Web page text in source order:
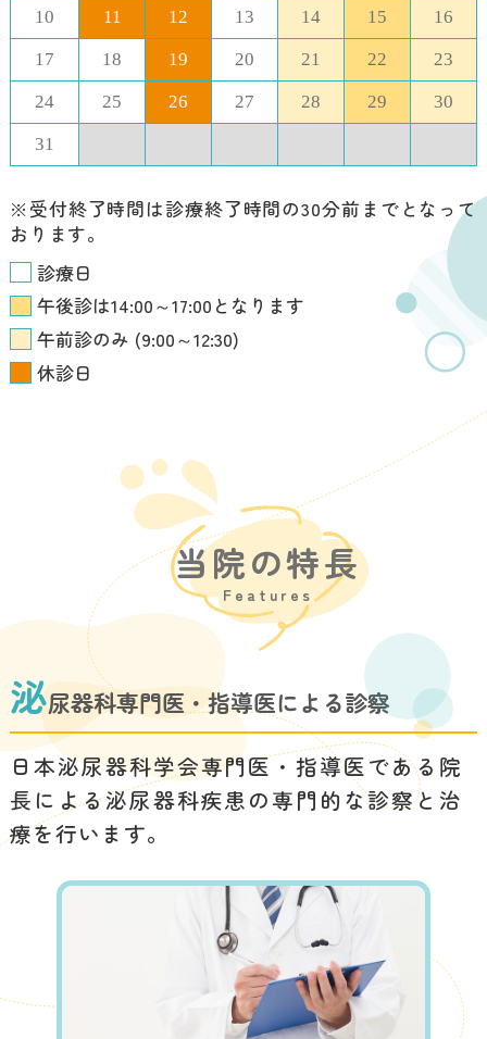
日常生活で意識したい対策としては、
こまめな水分摂取が挙げられます。
また、特定の栄養素に偏らないバラン
スの良い食事を心がけることも大切で
す。
激しい痛みに限らず、下腹部の違和感
や排尿時の違和感、血尿などの症状が
みられた場合は、放置せず当院でのご
相談をおすすめします。
この度、悠クリニックがクリニックの
検索プラットフォーム キレイレポ
載されました。
2026.05.21 特定健診のお知らせ
令和8年度 特定健診の予約受付を開始
いたしました。
窓口またはお電話にて予約を承ってお
ります。 ※現在Web予約は行っており
ません
事前予約が必要となりますのでご注意
ください
自由（自費）診療の受
10 11 12 13 14 15 16
17 18 19 20 21 22 23
24 25 26 27 28 29 30
31
※受付終了時間は診療終了時間の30分前までとなって
おります。
診療日
午後診は14:00～17:00となります
午前診のみ (9:00～12:30)
休診日
当院の特長
Features
泌尿器科専門医・指導医による診察
日本泌尿器科学会専門医・指導医である院
長による泌尿器科疾患の専門的な診察と治
療を行います。